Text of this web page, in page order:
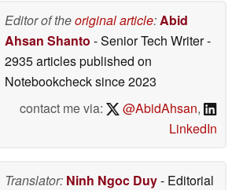
Editor of theoriginal article:Abid
Ahsan Shanto - Senior Tech Writer-
2935 articles published on
Notebookchecksince 2023
contact me via:
@AbidAhsan,
LinkedIn
Translator: Ninh Ngoc Duy- Editorial